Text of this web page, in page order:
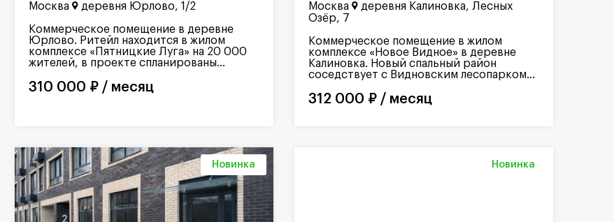
Москва деревня Юрлово, 1/2
Коммерческое помещение в деревне
Юрлово. Ритейл находится в жилом
комплексе «Пятницкие Луга» на 20 000
жителей, в проекте спланированы...
310 000 ₽ / месяц
Москва
деревня Калиновка, Лесных
Озёр, 7
Коммерческое помещение в жилом
комплексе «Новое Видное» в деревне
Калиновка. Новый спальный район
соседствует с Видновским лесопарком...
312 000 ₽ / месяц
Новинка Новинка